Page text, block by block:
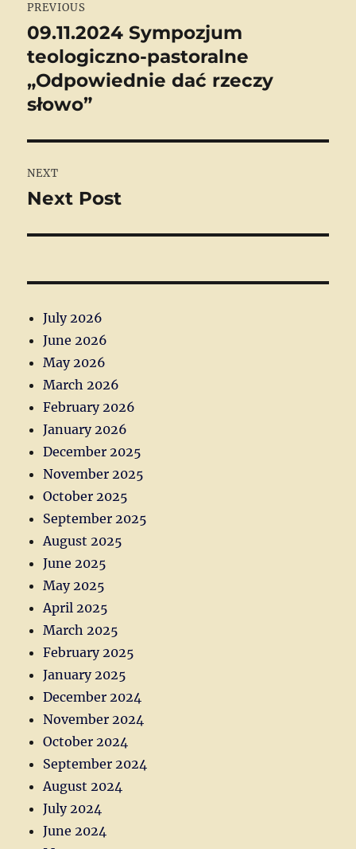
navigation
PREVIOUS
Previous
post:
09.11.2024 Sympozjum
teologiczno-pastoralne
„Odpowiednie dać rzeczy
słowo”
NEXT
Next
Next Post
July 2026
June 2026
May 2026
March 2026
February 2026
January 2026
December 2025
November 2025
October 2025
September 2025
August 2025
June 2025
May 2025
April 2025
March 2025
February 2025
January 2025
December 2024
November 2024
October 2024
September 2024
August 2024
July 2024
June 2024